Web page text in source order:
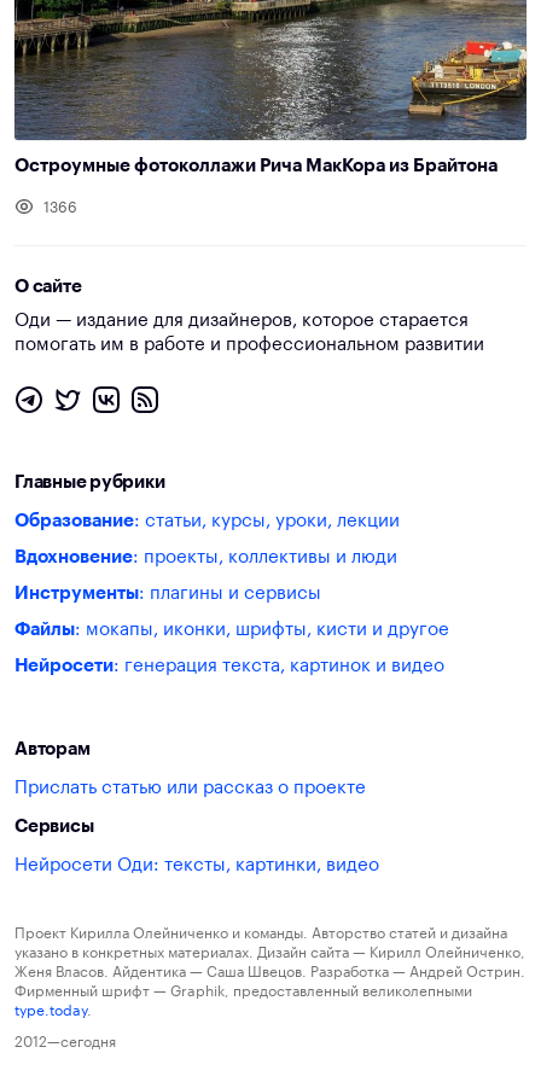
Остроумные фотоколлажи Рича МакКора из Брайтона
1366
О сайте
Оди — издание для дизайнеров, которое старается
помогать им в работе и профессиональном развитии
Главные рубрики
Образование: статьи, курсы, уроки, лекции
Вдохновение: проекты, коллективы и люди
Инструменты: плагины и сервисы
Файлы: мокапы, иконки, шрифты, кисти и другое
Нейросети: генерация текста, картинок и видео
Авторам
Прислать статью или рассказ о проекте
Сервисы
Нейросети Оди: тексты, картинки, видео
Проект Кирилла Олейниченко и команды. Авторство статей и дизайна
указано в конкретных материалах. Дизайн сайта — Кирилл Олейниченко,
Женя Власов. Айдентика — Саша Швецов. Разработка — Андрей Острин.
Фирменный шрифт — Graphik, предоставленный великолепными
type.today.
2012—сегодня